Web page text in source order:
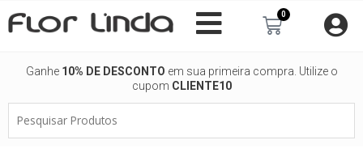
para
0
Carrinho
Ganhe 10% DE DESCONTO em sua primeira compra. Utilize o
cupom CLIENTE10
Produtos